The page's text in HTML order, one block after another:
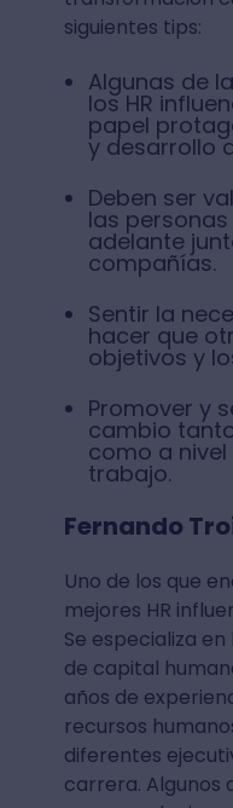
siguientes tips:
Algunas de
los HR
papel
y desarrollo
Deben ser
las
adelante
compañías.
Sentir la
hacer que
objetivos y
Promover y
cambio
como a
trabajo.
Fernando
Uno de los que
mejores HR
Se especializa
de capital
años de
recursos
diferentes
carrera. Algunos